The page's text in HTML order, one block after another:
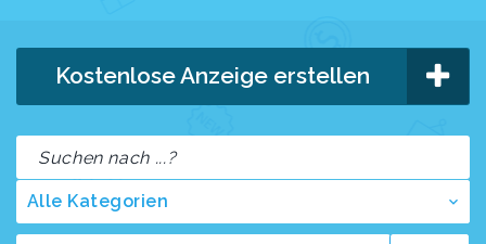
Kostenlose Anzeige erstellen
Alle Kategorien